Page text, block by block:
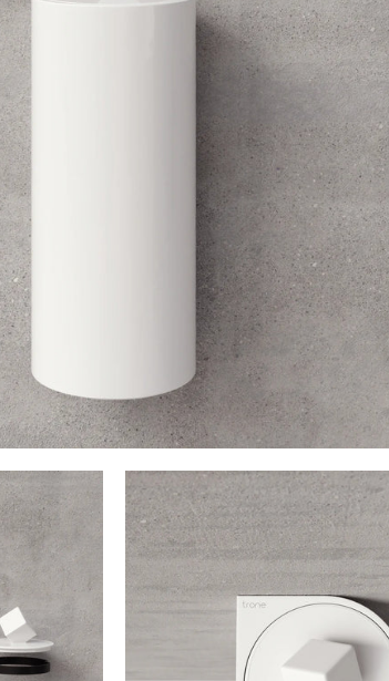
Écaillé VertÉcaillé BleuPêcheCrème